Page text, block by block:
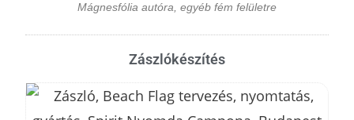
Mágnesfólia autóra, egyéb fém felületre
Zászlókészítés